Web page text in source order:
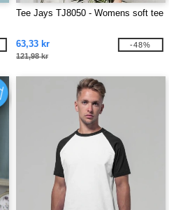
Tee Jays TJ8050 - Womens soft tee
63,33 kr
121,98 kr
-48%